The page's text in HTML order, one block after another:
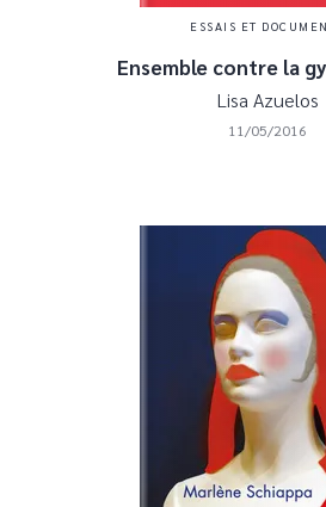
ESSAIS ET
Ensemble contre la
Lisa Azuelos
11/05/2016